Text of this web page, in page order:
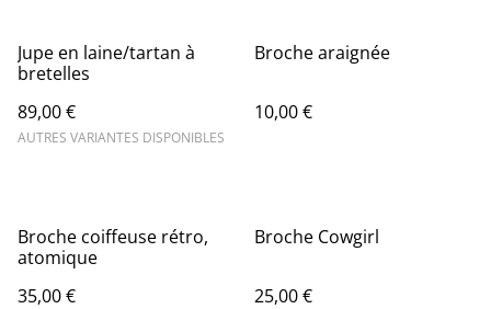
Jupe en laine/tartan à
bretelles
89,00 €
AUTRES VARIANTES DISPONIBLES
Broche araignée
10,00 €
Broche coiffeuse rétro,
atomique
35,00 €
Broche Cowgirl
25,00 €